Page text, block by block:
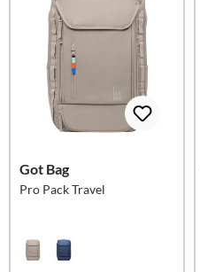
Got Bag
Pro Pack Travel